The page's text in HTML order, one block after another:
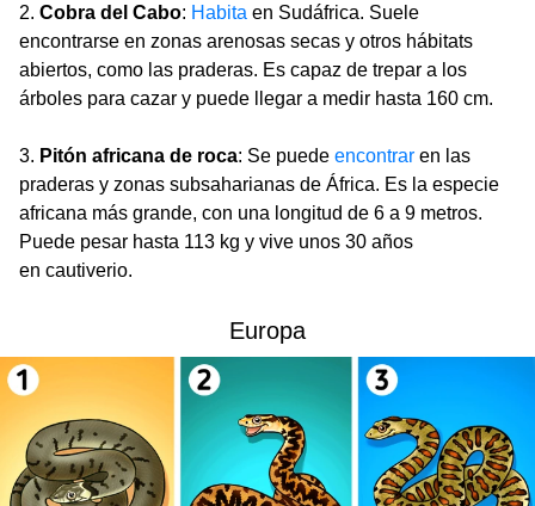
2. Cobra del Cabo: Habita en Sudáfrica. Suele
encontrarse en zonas arenosas secas y otros hábitats
abiertos, como las praderas. Es capaz de trepar a los
árboles para cazar y puede llegar a medir hasta 160 cm.
3. Pitón africana de roca: Se puede encontrar en las
praderas y zonas subsaharianas de África. Es la especie
africana más grande, con una longitud de 6 a 9 metros.
Puede pesar hasta 113 kg y vive unos 30 años
en cautiverio.
Europa